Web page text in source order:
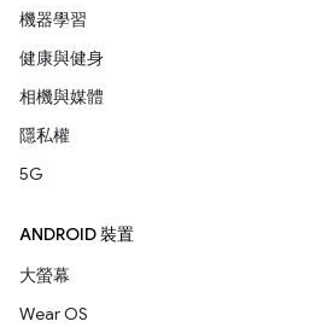
機器學習
健康與健身
相機與媒體
隱私權
5G
ANDROID 裝置
大螢幕
Wear OS